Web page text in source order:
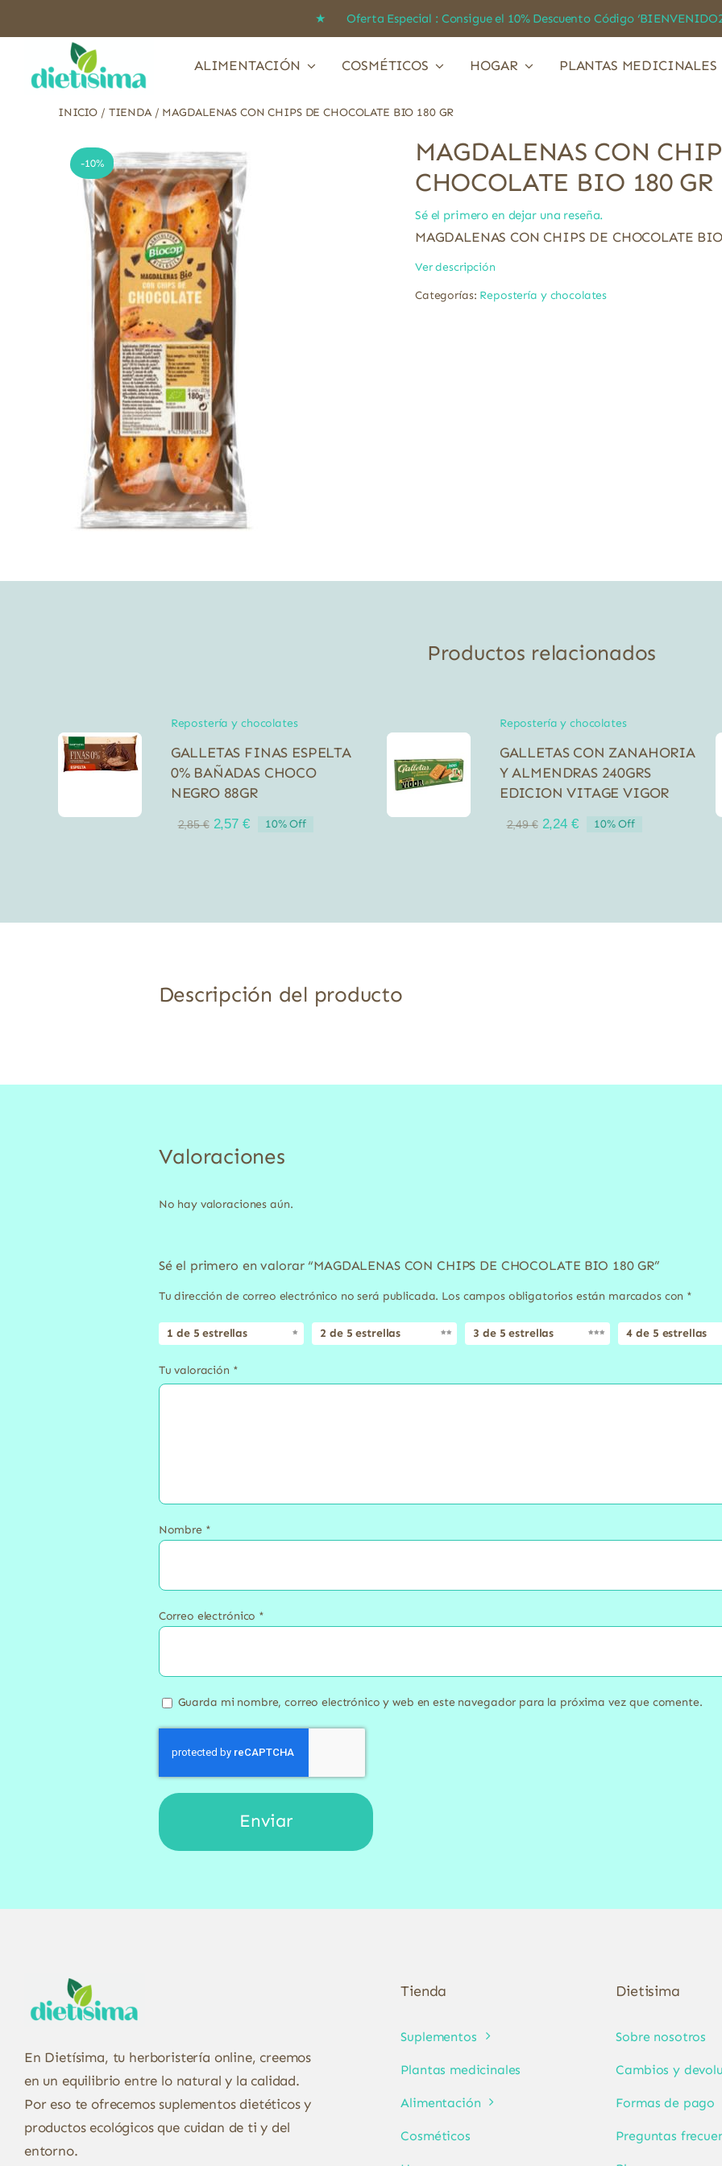
★ Oferta Especial : Consigue el 10% Descuento Código
ALIMENTACIÓN COSMÉTICOS HOGAR PLANTAS MEDICINALES
INICIO / TIENDA/ MAGDALENAS CON CHIPS DE CHOCOLATE BIO 180 GR
-10%
MAGDALENAS CON
CHOCOLATE BIO 180 GR
Sé el primero en dejar una reseña.
MAGDALENAS CON CHIPS DE CHOCOLATE
Ver descripción
Categorías: Repostería y chocolates
Productos relacionados
Repostería y chocolates
GALLETAS FINAS ESPELTA
0% BAÑADAS CHOCO
NEGRO 88GR
2,85€ El
2,57 €El
10% Off
Repostería y chocolates
GALLETAS CON ZANAHORIA
Y ALMENDRAS 240GRS
EDICION VITAGE VIGOR
2,49€ El
2,24 €El
10% Off
Descripción del producto
Valoraciones
No hay valoraciones aún.
Sé el primero en valorar “MAGDALENAS CON CHIPS DE CHOCOLATE BIO 180 GR”
Tu dirección de correo electrónico no será publicada. Los campos obligatorios están marcados con *
1 de 5 estrellas 2 de 5 estrellas 3 de 5 estrellas 4 de 5 estrellas
Tu valoración *
Nombre *
Correo electrónico *
Guarda mi nombre, correo electrónico y web en este navegador para la próxima vez que comente.
En Dietísima, tu herboristería online, creemos
en un equilibrio entre lo natural y la calidad.
Por eso te ofrecemos suplementos dietéticos y
productos ecológicos que cuidan de ti y del
entorno.
Tienda
Suplementos
Plantas medicinales
Alimentación
Cosméticos
Dietisima
Sobre nosotros
Cambios y
Formas de pago
Preguntas